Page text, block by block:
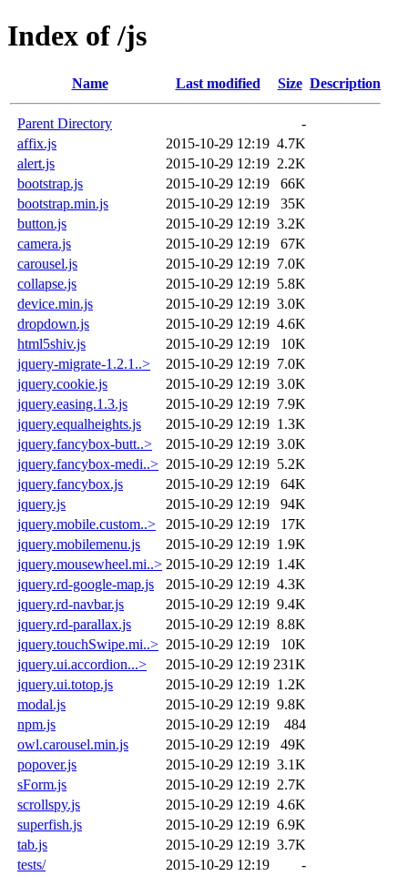
Index of /js
Name Last modified Size Description
Parent Directory
-
affix.js
2015-10-29 12:19 4.7K
alert.js
2015-10-29 12:19 2.2K
bootstrap.js
2015-10-29 12:19
66K
bootstrap.min.js
2015-10-29 12:19
35K
button.js
2015-10-29 12:19 3.2K
camera.js
2015-10-29 12:19
67K
carousel.js
2015-10-29 12:19 7.0K
collapse.js
2015-10-29 12:19 5.8K
device.min.js
2015-10-29 12:19 3.0K
dropdown.js
2015-10-29 12:19 4.6K
html5shiv.js
2015-10-29 12:19
10K
jquery-migrate-1.2.1..>
2015-10-29 12:19 7.0K
jquery.cookie.js
2015-10-29 12:19 3.0K
jquery.easing.1.3.js
2015-10-29 12:19 7.9K
jquery.equalheights.js
2015-10-29 12:19 1.3K
jquery.fancybox-butt..>
2015-10-29 12:19 3.0K
jquery.fancybox-medi..> 2015-10-29 12:19 5.2K
jquery.fancybox.js
2015-10-29 12:19
64K
jquery.js
2015-10-29 12:19
94K
jquery.mobile.custom..>
2015-10-29 12:19
17K
jquery.mobilemenu.js
2015-10-29 12:19 1.9K
jquery.mousewheel.mi..> 2015-10-29 12:19 1.4K
jquery.rd-google-map.js
2015-10-29 12:19 4.3K
jquery.rd-navbar.js
2015-10-29 12:19 9.4K
jquery.rd-parallax.js
2015-10-29 12:19 8.8K
jquery.touchSwipe.mi..> 2015-10-29 12:19
10K
jquery.ui.accordion...>
2015-10-29 12:19 231K
jquery.ui.totop.js
2015-10-29 12:19 1.2K
modal.js
2015-10-29 12:19 9.8K
npm.js
2015-10-29 12:19
484
owl.carousel.min.js
2015-10-29 12:19
49K
popover.js
2015-10-29 12:19 3.1K
sForm.js
2015-10-29 12:19 2.7K
scrollspy.js
2015-10-29 12:19 4.6K
superfish.js
2015-10-29 12:19 6.9K
tab.js
2015-10-29 12:19 3.7K
tests/
2015-10-29 12:19
-